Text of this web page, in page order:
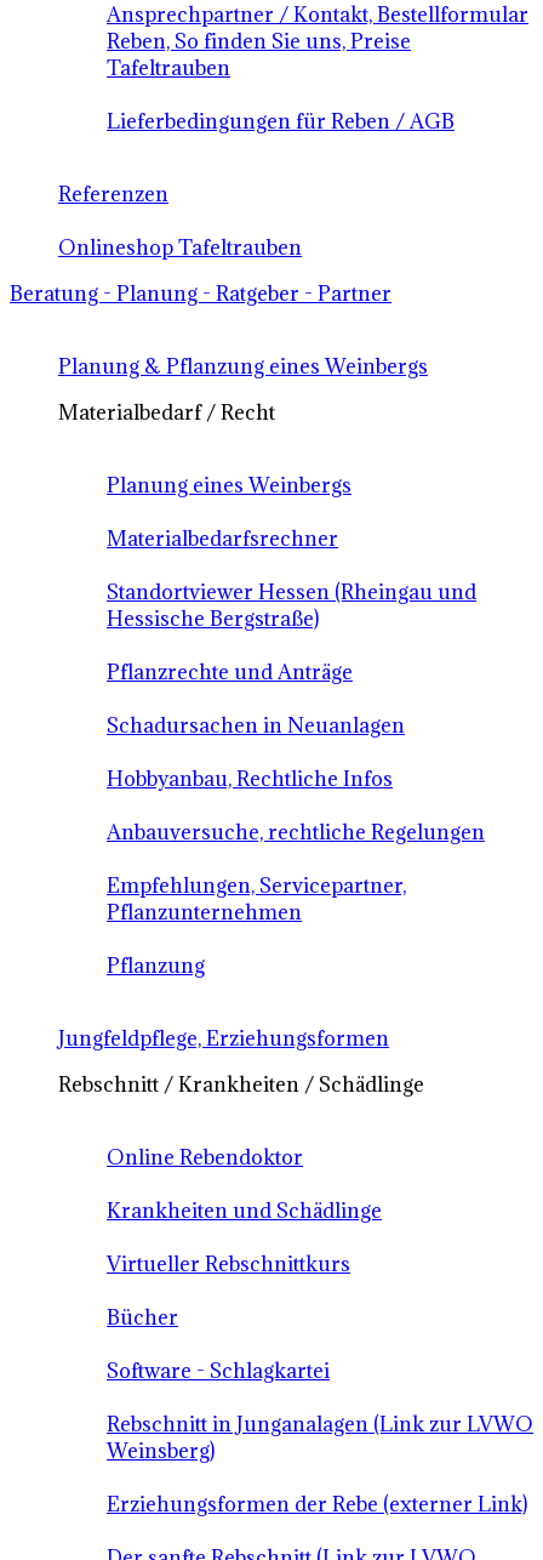
Ansprechpartner / Kontakt, Bestellformular
Reben, So finden Sie uns, Preise
Tafeltrauben
Lieferbedingungen für Reben / AGB
Referenzen
Onlineshop Tafeltrauben
Beratung - Planung - Ratgeber - Partner
Planung & Pflanzung eines Weinbergs
Materialbedarf / Recht
Planung eines Weinbergs
Materialbedarfsrechner
Standortviewer Hessen (Rheingau und
Hessische Bergstraße)
Pflanzrechte und Anträge
Schadursachen in Neuanlagen
Hobbyanbau, Rechtliche Infos
Anbauversuche, rechtliche Regelungen
Empfehlungen, Servicepartner,
Pflanzunternehmen
Pflanzung
Jungfeldpflege, Erziehungsformen
Rebschnitt / Krankheiten / Schädlinge
Online Rebendoktor
Krankheiten und Schädlinge
Virtueller Rebschnittkurs
Bücher
Software - Schlagkartei
Rebschnitt in Junganalagen (Link zur LVWO
Weinsberg)
Erziehungsformen der Rebe (externer Link)